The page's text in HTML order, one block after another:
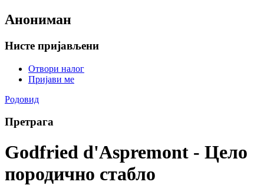
Анониман
Нисте пријављени
Отвори налог
Пријави ме
Родовид
Претрага
Godfried d'Aspremont - Цело
породично стабло